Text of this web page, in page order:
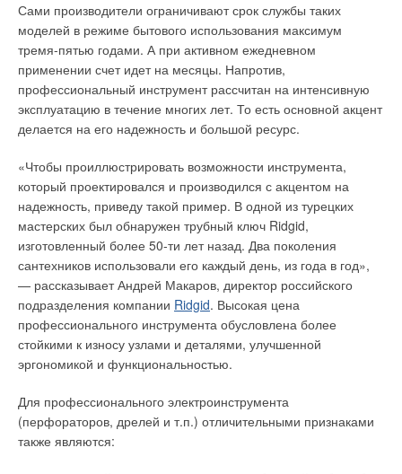
Сами производители ограничивают срок службы таких
моделей в режиме бытового использования максимум
тремя-пятью годами. А при активном ежедневном
применении счет идет на месяцы. Напротив,
профессиональный инструмент рассчитан на интенсивную
эксплуатацию в течение многих лет. То есть основной акцент
делается на его надежность и большой ресурс.
«Чтобы проиллюстрировать возможности инструмента,
который проектировался и производился с акцентом на
надежность, приведу такой пример. В одной из турецких
мастерских был обнаружен трубный ключ Ridgid,
изготовленный более 50-ти лет назад. Два поколения
сантехников использовали его каждый день, из года в год»,
— рассказывает Андрей Макаров, директор российского
подразделения компании Ridgid. Высокая цена
профессионального инструмента обусловлена более
стойкими к износу узлами и деталями, улучшенной
эргономикой и функциональностью.
Для профессионального электроинструмента
(перфораторов, дрелей и т.п.) отличительными признаками
также являются:
Читайте по теме:
→
UNIPUMP — инженерные решения, рассчитанные на
годы безотказной службы
ЖУРНАЛ СОК МАЙ 2026
→
Гидромодули DANTEX: три серии для надёжных
инженерных систем
ЖУРНАЛ СОК МАРТ 2026
ЖУРНАЛ СОК ФЕВРАЛЬ 2026
→
Принудительное водоотведение в условиях
перепланировки: возможности CITILIFT Trio
ЖУРНАЛ СОК ФЕВРАЛЬ 2026
→ Знакомство с Vandjord и насосами Shinhoo
ЖУРНАЛ СОК НОЯБРЬ 2025
Уведомления отключены
В этой теме еще нет комментариев